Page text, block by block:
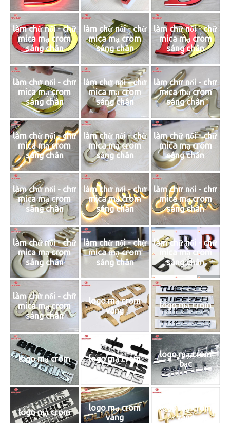
làm chữ nổi - chữ
mica mạ crom
sáng chân
làm chữ nổi - chữ
mica mạ crom
sáng chân
làm chữ nổi - chữ
mica mạ crom
sáng chân
làm chữ nổi - chữ
mica mạ crom
sáng chân
làm chữ nổi - chữ
mica mạ crom
sáng chân
làm chữ nổi - chữ
mica mạ crom
sáng chân
làm chữ nổi - chữ
mica mạ crom
sáng chân
làm chữ nổi - chữ
mica mạ crom
sáng chân
làm chữ nổi - chữ
mica mạ crom
sáng chân
làm chữ nổi - chữ
mica mạ crom
sáng chân
làm chữ nổi - chữ
mica mạ crom
sáng chân
làm chữ nổi - chữ
mica mạ crom
sáng chân
làm chữ nổi - chữ
mica mạ crom
sáng chân
làm chữ nổi - chữ
mica mạ crom
sáng chân
làm chữ nổi - chữ
mica mạ crom
sáng chân
làm chữ nổi - chữ
mica mạ crom
sáng chân
logo mạ crom
vàng
logo mạ crom
logo mạ crom logo mạ crom
logo mạ crom
bạc
logo mạ crom
logo mạ crom
vàng
logo mạ crom
vàng